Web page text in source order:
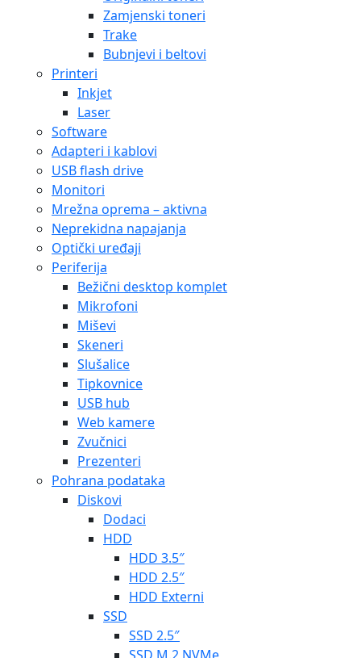
Zamjenski toneri
Trake
Bubnjevi i beltovi
Printeri
Inkjet
Laser
Software
Adapteri i kablovi
USB flash drive
Monitori
Mrežna oprema – aktivna
Neprekidna napajanja
Optički uređaji
Periferija
Bežični desktop komplet
Mikrofoni
Miševi
Skeneri
Slušalice
Tipkovnice
USB hub
Web kamere
Zvučnici
Prezenteri
Pohrana podataka
Diskovi
Dodaci
HDD
HDD 3.5″
HDD 2.5″
HDD Externi
SSD
SSD 2.5″